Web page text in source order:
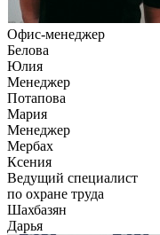
Офис-менеджер
Белова
Юлия
Менеджер
Потапова
Мария
Менеджер
Мербах
Ксения
Ведущий специалист
по охране труда
Шахбазян
Дарья